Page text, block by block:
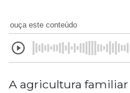
ouça este conteúdo
A agricultura